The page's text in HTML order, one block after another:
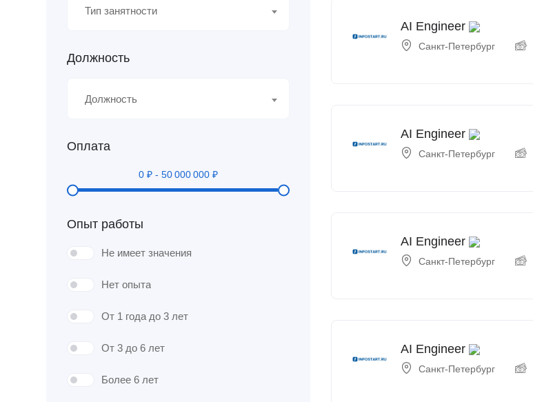
Тип занятности
Должность
Должность
Оплата
0 ₽ - 50 000 000 ₽
Опыт работы
Не имеет значения
Нет опыта
От 1 года до 3 лет
От 3 до 6 лет
Более 6 лет
AI Engineer
Санкт-Петербург
AI Engineer
Санкт-Петербург
AI Engineer
Санкт-Петербург
AI Engineer
Санкт-Петербург